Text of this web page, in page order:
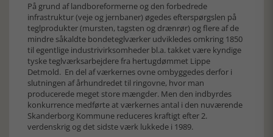
På grund af landboreformerne og den forbedrede
infrastruktur (veje og jernbaner) øgedes efterspørgslen på
teglprodukter (mursten, tagsten og drænrør) og flere af de
mindre såkaldte bondeteglværker udvikledes omkring 1850
til egentlige industrivirksomheder bl.a. takket være kyndige
tyske teglværksarbejdere fra hertugdømmet Lippe
Detmold. En del af værkernes ovne ombyggedes derfor i
slutningen af århundredet til ringovne, hvor man
producerede meget store mængder. Men den indbyrdes
konkurrence medførte at værkernes antal i den nuværende
Skanderborg Kommune reduceres kraftigt efter 2.
verdenskrig og det sidste værk lukkede i 1989.